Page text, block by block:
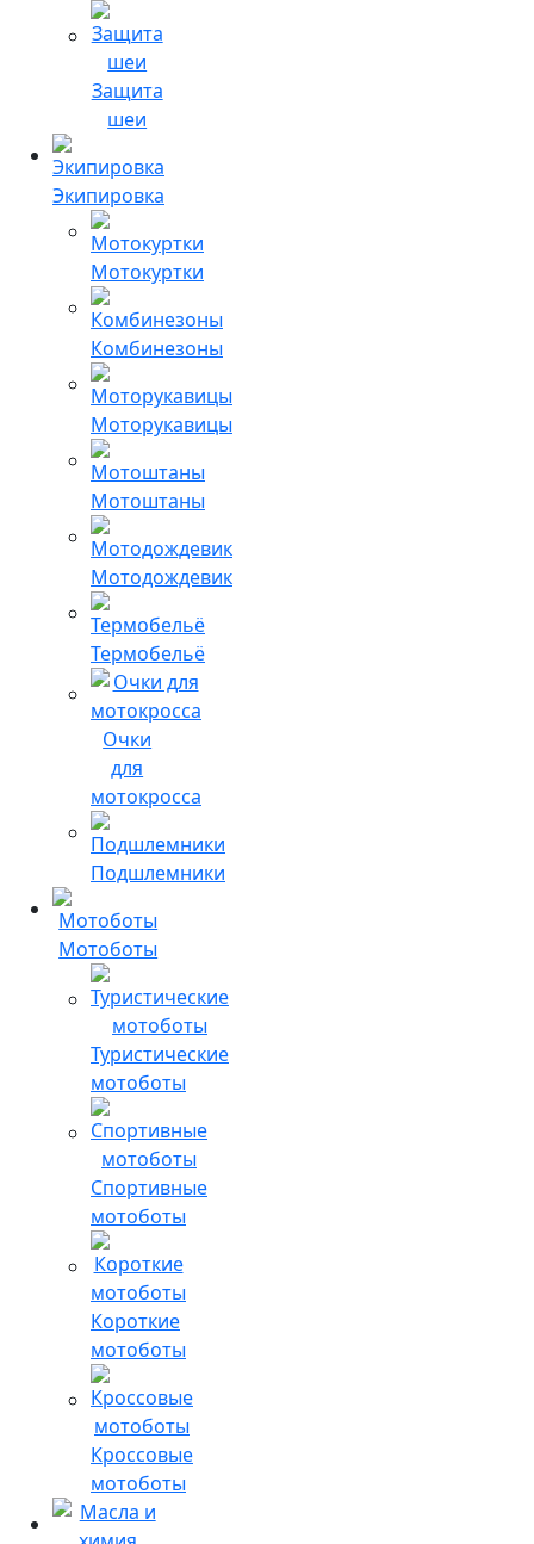
Защита
шеи
Экипировка
Мотокуртки
Комбинезоны
Моторукавицы
Мотоштаны
Мотодождевик
Термобельё
Очки
для
мотокросса
Подшлемники
Мотоботы
Туристические
мотоботы
Спортивные
мотоботы
Короткие
мотоботы
Кроссовые
мотоботы